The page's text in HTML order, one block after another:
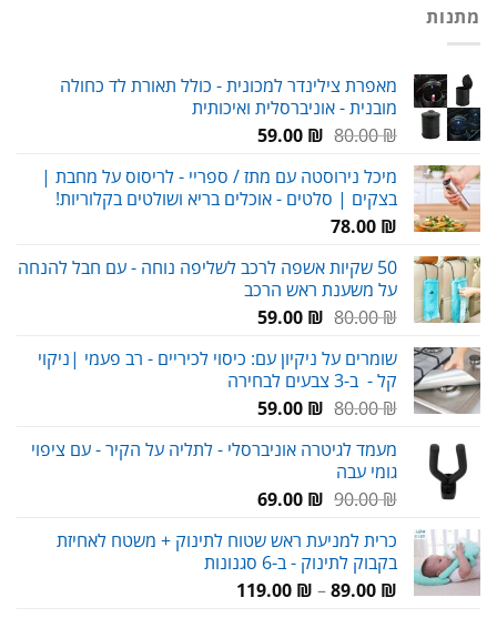
מתנות
מאפרת צילינדר למכונית - כולל תאורת לד כחולה
מובנית - אוניברסלית ואיכותית
80.00₪
המחיר
היה:
80.00 ₪.
59.00 ₪
המחיר
הוא:
59.00 ₪.
מיכל נירוסטה עם מתז / ספריי - לריסוס על מחבת |
בצקים | סלטים - אוכלים בריא ושולטים בקלוריות!
78.00 ₪
50 שקיות אשפה לרכב לשליפה נוחה - עם חבל להנחה
על משענת ראש הרכב
80.00₪
המחיר
היה:
80.00 ₪.
59.00 ₪
המחיר
הוא:
59.00 ₪.
שומרים על ניקיון עם: כיסוי לכיריים - רב פעמי |ניקוי
קל - ב-3 צבעים לבחירה
80.00₪
המחיר
היה:
59.00 ₪
המחיר
הוא:
מעמד לגיטרה אוניברסלי - לתליה על הקיר - עם ציפוי
גומי עבה
90.00₪
המחיר
היה:
90.00 ₪.
69.00 ₪
המחיר
הוא:
69.00 ₪.
כרית למניעת ראש שטוח לתינוק + משטח לאחיזת
בקבוק לתינוק - ב-6 סגנונות
89.00 ₪
–
119.00 ₪